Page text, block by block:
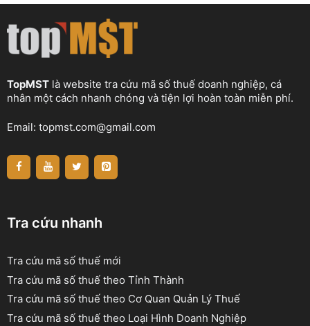
TopMST là website tra cứu mã số thuế doanh nghiệp, cá
nhân một cách nhanh chóng và tiện lợi hoàn toàn miễn phí.
Email: topmst.com@gmail.com
Tra cứu nhanh
Tra cứu mã số thuế mới
Tra cứu mã số thuế theo Tỉnh Thành
Tra cứu mã số thuế theo Cơ Quan Quản Lý Thuế
Tra cứu mã số thuế theo Loại Hình Doanh Nghiệp